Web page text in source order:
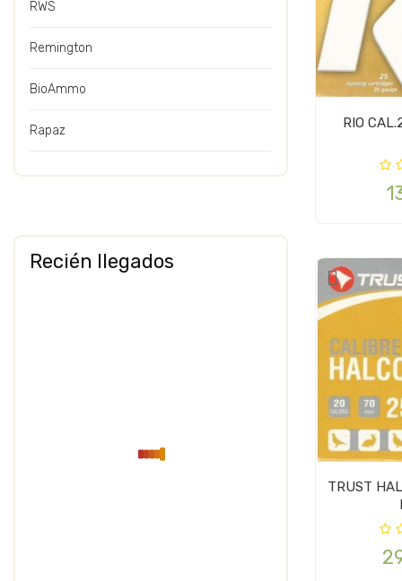
RWS
Remington
BioAmmo
Rapaz
Recién llegados
RIO
TRUST HALCON CALIBRE 20